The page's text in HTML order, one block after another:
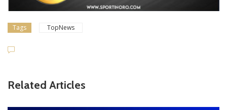
Tags TopNews
Related Articles